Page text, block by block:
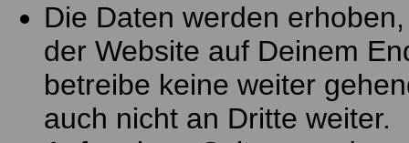
Die Daten werden
der Website auf Deinem
betreibe keine weiter
auch nicht an Dritte weiter.